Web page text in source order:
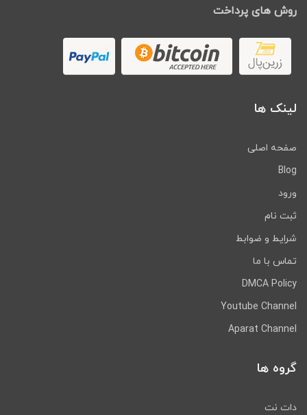
روش های پرداخت
لینک ها
صفحه اصلی
Blog
ورود
ثبت نام
شرایط و ضوابط
تماس با ما
DMCA Policy
Youtube Channel
Aparat Channel
گروه ها
دات نت